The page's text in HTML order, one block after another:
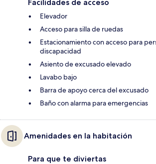
Facilidades de acceso
Elevador
Acceso para silla de ruedas
Estacionamiento con acceso para
discapacidad
Asiento de excusado elevado
Lavabo bajo
Barra de apoyo cerca del excusado
Baño con alarma para emergencias
Amenidades en la habitación
Para que te diviertas